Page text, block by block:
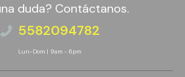
duda? Contáctanos.
5582094782
Lun-Dom | 9am - 6pm